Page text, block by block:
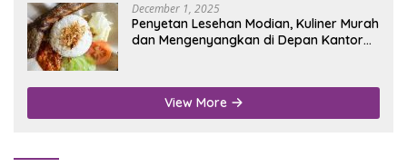
December 1, 2025
Penyetan Lesehan Modian, Kuliner Murah
dan Mengenyangkan di Depan Kantor
View More